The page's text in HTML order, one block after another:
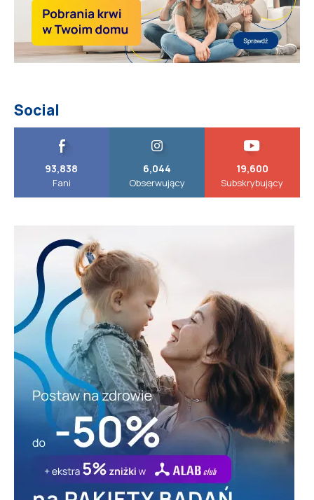
Social
93,838
Fani
6,044
Obserwujący
19,600
Subskrybujący